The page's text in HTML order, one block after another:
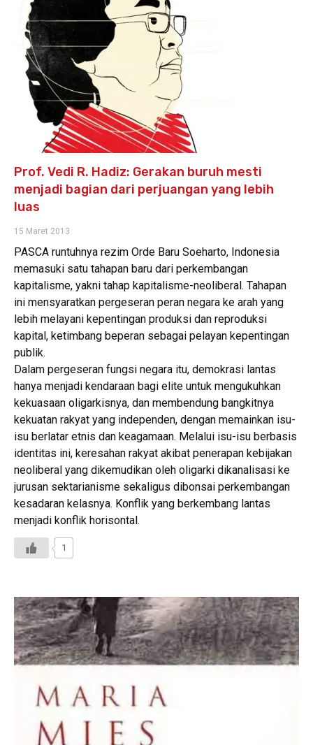
Prof. Vedi R. Hadiz: Gerakan buruh mesti
menjadi bagian dari perjuangan yang lebih
luas
15 Maret 2013
PASCA runtuhnya rezim Orde Baru Soeharto, Indonesia
memasuki satu tahapan baru dari perkembangan
kapitalisme, yakni tahap kapitalisme-neoliberal. Tahapan
ini mensyaratkan pergeseran peran negara ke arah yang
lebih melayani kepentingan produksi dan reproduksi
kapital, ketimbang beperan sebagai pelayan kepentingan
publik.
Dalam pergeseran fungsi negara itu, demokrasi lantas
hanya menjadi kendaraan bagi elite untuk mengukuhkan
kekuasaan oligarkisnya, dan membendung bangkitnya
kekuatan rakyat yang independen, dengan memainkan isu-
isu berlatar etnis dan keagamaan. Melalui isu-isu berbasis
identitas ini, keresahan rakyat akibat penerapan kebijakan
neoliberal yang dikemudikan oleh oligarki dikanalisasi ke
jurusan sektarianisme sekaligus dibonsai perkembangan
kesadaran kelasnya. Konflik yang berkembang lantas
menjadi konflik horisontal.
1